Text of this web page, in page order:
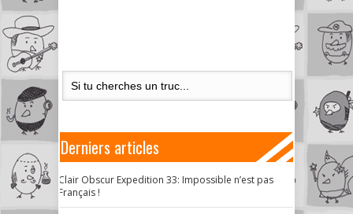
Derniers articles
Clair Obscur Expedition 33: Impossible n’est pas
Français !